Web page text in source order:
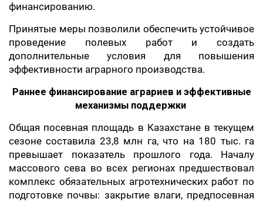
финансированию.
Принятые меры позволили обеспечить устойчивое
проведение полевых работ и создать
дополнительные условия для повышения
эффективности аграрного производства.
Раннее финансирование аграриев и эффективные
механизмы поддержки
Общая посевная площадь в Казахстане в текущем
сезоне составила 23,8 млн га, что на 180 тыс. га
превышает показатель прошлого года. Началу
массового сева во всех регионах предшествовал
комплекс обязательных агротехнических работ по
подготовке почвы: закрытие влаги, предпосевная